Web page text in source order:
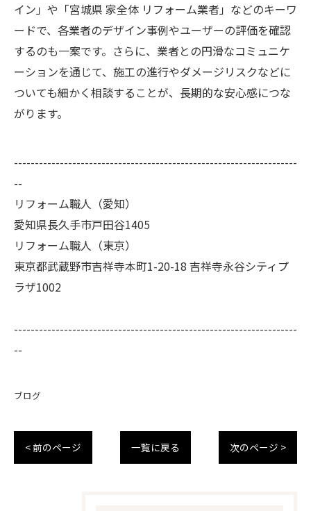
イン」や「宮城県 家全体 リフォーム業者」などのキーワ
ードで、各業者のデザイン事例やユーザーの評価を確認
するのも一案です。さらに、業者との円滑なコミュニケ
ーションを通じて、施工の進行やダメージリスクなどに
ついても細かく相談することが、長期的な安心感につな
がります。
--------------------------------------------------------------------
--
リフォーム職人（愛知）
愛知県長久手市戸田谷1405
リフォーム職人（東京）
東京都武蔵野市吉祥寺本町1-20-18 吉祥寺永谷シティプ
ラザ1002
--------------------------------------------------------------------
--
ブログ
< 前のページ 一覧に戻る 次のページ >